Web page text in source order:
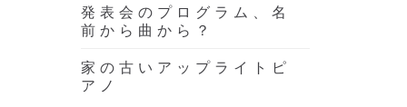
発表会のプログラム、名
前から曲から？
家の古いアップライトピ
アノ